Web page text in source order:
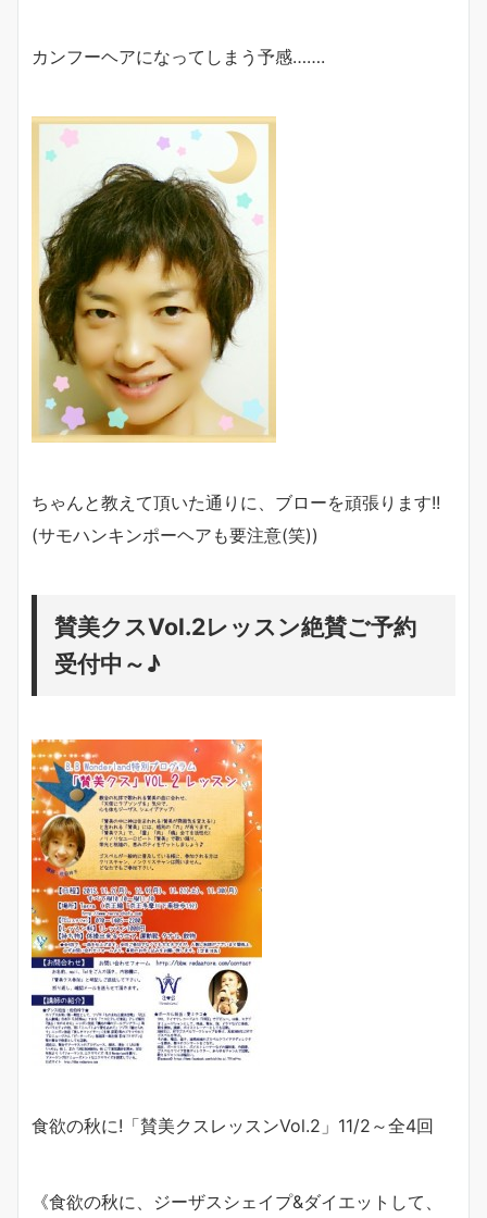
カンフーヘアになってしまう予感…….
ちゃんと教えて頂いた通りに、ブローを頑張ります!!
(サモハンキンポーヘアも要注意(笑))
賛美クスVol.2レッスン絶賛ご予約
受付中～♪
食欲の秋に! 「賛美クスレッスンVol.2 」 11/2 ～全4回
《食欲の秋に、ジーザスシェイプ&ダイエットして、